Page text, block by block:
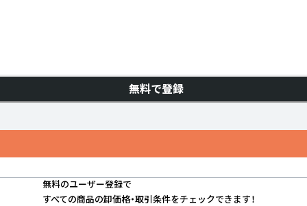
無料で登録
無料のユーザー登録で
すべての商品の卸価格・取引条件をチェックできます！